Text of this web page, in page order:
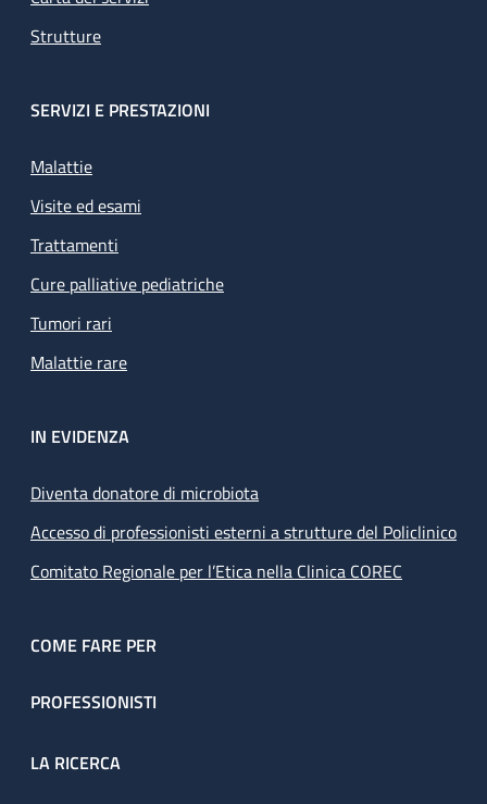
Strutture
SERVIZI E PRESTAZIONI
Malattie
Visite ed esami
Trattamenti
Cure palliative pediatriche
Tumori rari
Malattie rare
IN EVIDENZA
Diventa donatore di microbiota
Accesso di professionisti esterni a strutture del Policlinico
Comitato Regionale per l’Etica nella Clinica COREC
COME FARE PER
PROFESSIONISTI
LA RICERCA